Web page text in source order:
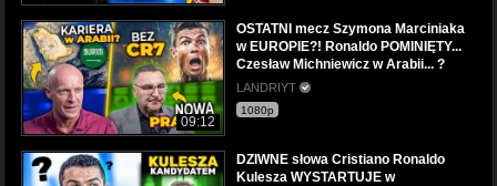
09:12
OSTATNI mecz Szymona Marciniaka
w EUROPIE?! Ronaldo POMINIĘTY...
Czesław Michniewicz w Arabii... ?
LANDRIYT
1080p
DZIWNE słowa Cristiano Ronaldo
Kulesza WYSTARTUJE w